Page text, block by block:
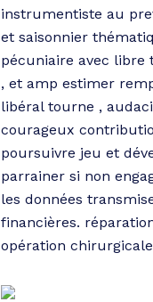
instrumentiste au
et saisonnier
pécuniaire avec libre
, et amp estimer
libéral tourne ,
courageux
poursuivre jeu et
parrainer si non
les données
financières.
opération